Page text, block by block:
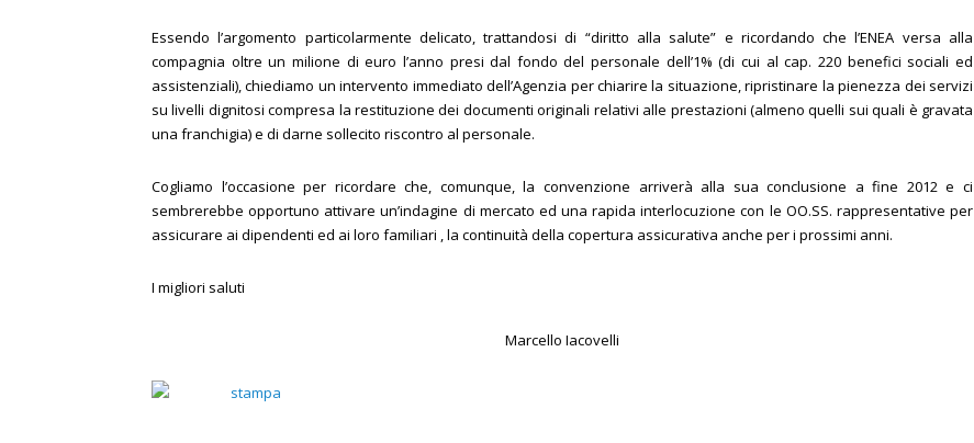
Essendo l’argomento particolarmente delicato, trattandosi di “diritto alla salute” e ricordando che l’ENEA versa alla
compagnia oltre un milione di euro l’anno presi dal fondo del personale dell’1% (di cui al cap. 220 benefici sociali ed
assistenziali), chiediamo un intervento immediato dell’Agenzia per chiarire la situazione, ripristinare la pienezza dei servizi
su livelli dignitosi compresa la restituzione dei documenti originali relativi alle prestazioni (almeno quelli sui quali è gravata
una franchigia) e di darne sollecito riscontro al personale.
Cogliamo l’occasione per ricordare che, comunque, la convenzione arriverà alla sua conclusione a fine 2012 e ci
sembrerebbe opportuno attivare un’indagine di mercato ed una rapida interlocuzione con le OO.SS. rappresentative per
assicurare ai dipendenti ed ai loro familiari , la continuità della copertura assicurativa anche per i prossimi anni.
I migliori saluti
Marcello Iacovelli